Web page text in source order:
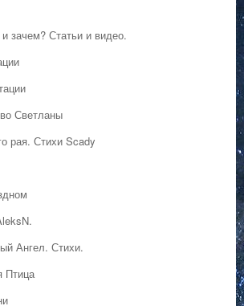
зачем? Статьи и видео.
Светланы
рая. Стихи Scady
Ангел. Стихи.
Птица